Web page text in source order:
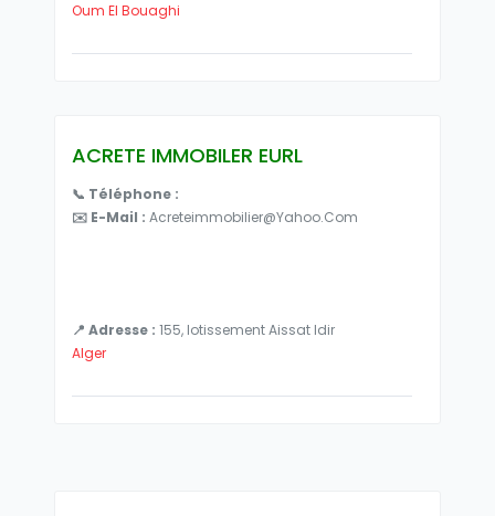
Oum El Bouaghi
ACRETE IMMOBILER EURL
📞 Téléphone :
✉️ E-Mail : Acreteimmobilier@yahoo.com
📍 Adresse : 155, lotissement Aissat Idir
Alger